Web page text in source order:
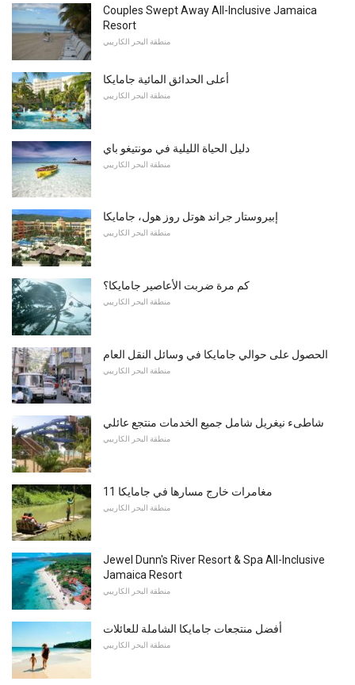
Couples Swept Away All-Inclusive Jamaica
Resort
منطقة البحر الكاريبي
أعلى الحدائق المائية جامايكا
منطقة البحر الكاريبي
دليل الحياة الليلية في مونتيغو باي
منطقة البحر الكاريبي
إبيروستار جراند هوتل روز هول، جامايكا
منطقة البحر الكاريبي
كم مرة ضربت الأعاصير جامايكا؟
منطقة البحر الكاريبي
الحصول على حوالي جامايكا في وسائل النقل العام
منطقة البحر الكاريبي
شاطىء نيغريل شامل جميع الخدمات منتجع عائلي
منطقة البحر الكاريبي
11 مغامرات خارج مسارها في جامايكا
منطقة البحر الكاريبي
Jewel Dunn's River Resort & Spa All-Inclusive
Jamaica Resort
منطقة البحر الكاريبي
أفضل منتجعات جامايكا الشاملة للعائلات
منطقة البحر الكاريبي